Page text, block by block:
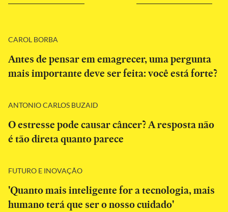
CAROL BORBA
Antes de pensar em emagrecer, uma pergunta
mais importante deve ser feita: você está forte?
ANTONIO CARLOS BUZAID
O estresse pode causar câncer? A resposta não
é tão direta quanto parece
FUTURO E INOVAÇÃO
'Quanto mais inteligente for a tecnologia, mais
humano terá que ser o nosso cuidado'